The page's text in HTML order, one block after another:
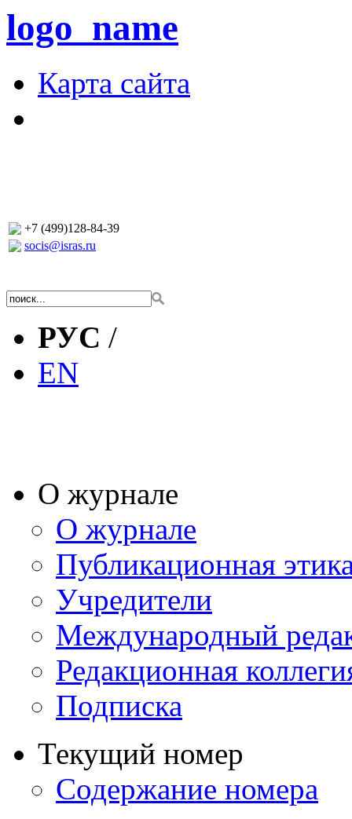
logo_name
Карта сайта
+7 (499)128-84-39
socis@isras.ru
РУС /
EN
О журнале
О журнале
Публикационная
Учредители
Международный
Редакционная
Подписка
Текущий номер
Содержание номера